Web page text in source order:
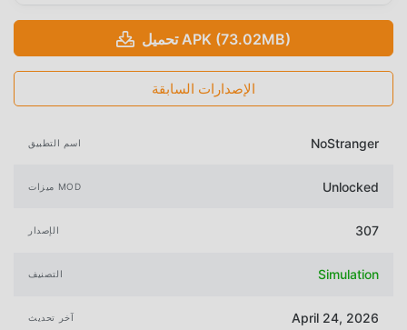
تحميل APK (73.02MB)
الإصدارات السابقة
اسم التطبيق NoStranger
ميزات MOD Unlocked
الإصدار 307
التصنيف Simulation
آخر تحديث April 24, 2026